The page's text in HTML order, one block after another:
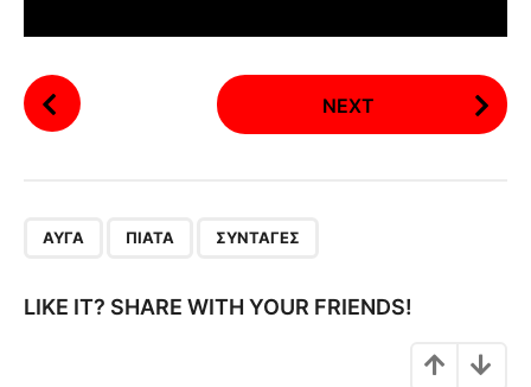
P
o
i
NEXT
ΑΥΓΆ ΠΙΆΤΑ ΣΥΝΤΑΓΈΣ
LIKE IT? SHARE WITH YOUR FRIENDS!